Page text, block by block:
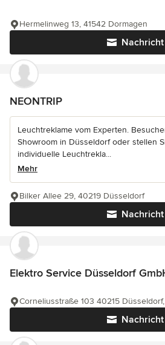
Nachricht
Hermelinweg 13, 41542 Dormagen
NEONTRIP
Leuchtreklame vom Experten.
Showroom in Düsseldorf oder stellen
individuelle Leuchtrekla...
Mehr
Nachricht
Bilker Allee 29, 40219 Düsseldorf
Elektro Service Düsseldorf
Nachricht
Corneliusstraße 103 40215